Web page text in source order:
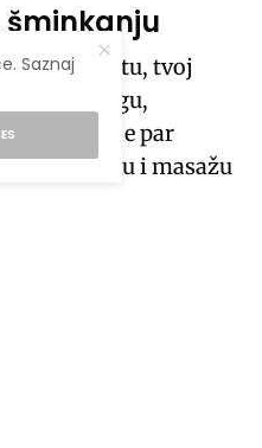
šminkanju
svijetu, tvoj
noćnu njegu,
čitanje par
uz muziku i masažu
Saznaj